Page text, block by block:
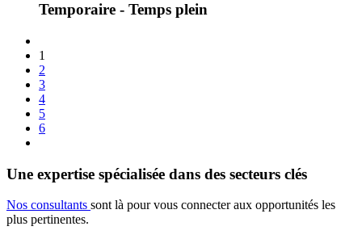
Temporaire - Temps plein
1
2
3
4
5
6
Une expertise spécialisée dans des secteurs clés
Nos consultants sont là pour vous connecter aux opportunités les
plus pertinentes.